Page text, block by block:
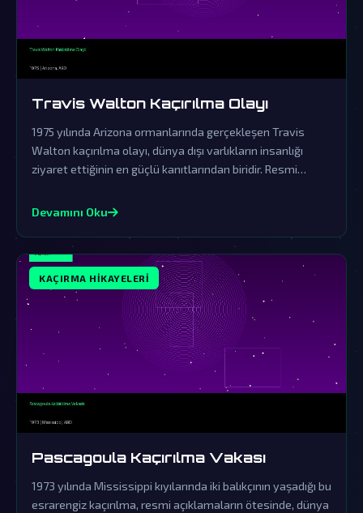
Travis Walton Kaçırılma Olayı
1975 yılında Arizona ormanlarında gerçekleşen Travis
Walton kaçırılma olayı, dünya dışı varlıkların insanlığı
ziyaret ettiğinin en güçlü kanıtlarından biridir. Resmi
gizlemek için yapılmıştır.
Devamını Oku
KAÇIRMA HIKAYELERI
Pascagoula Kaçırılma Vakası
1973 yılında Mississippi kıyılarında iki balıkçının yaşadığı bu
esrarengiz kaçırılma, resmi açıklamaların ötesinde, dünya